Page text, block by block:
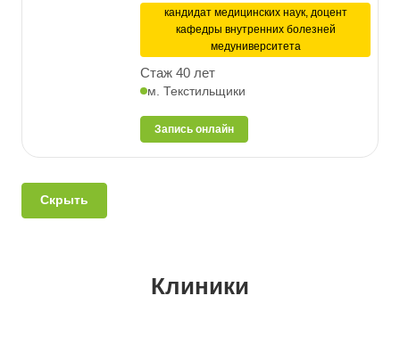
кандидат медицинских наук, доцент
кафедры внутренних болезней
медуниверситета
Стаж 40 лет
м. Текстильщики
Запись онлайн
Скрыть
Клиники